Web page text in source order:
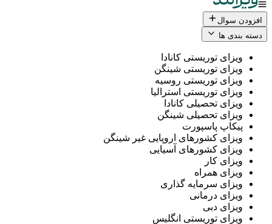
ها
توریستی کانادا
توریستی شینگن
توریستی روسیه
توریستی استرالیا
تحصیلی کانادا
تحصیلی شینگن
پاسپورت
کشورهای اروپایی غیر شینگن
کشورهای آسیایی
کار
همراه
سرمایه گذاری
درمانی
دبی
توریستی انگلیس